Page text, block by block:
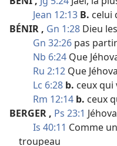
Jean 12:13 B. celui
BÉNIR , Gn 1:28 Dieu les
Gn 32:26 pas
Nb 6:24 Que
Ru 2:12 Que
Lc 6:28 b. ceux
Rm 12:14 b. ceux
BERGER , Ps 23:1
Is 40:11 Comme un
troupeau